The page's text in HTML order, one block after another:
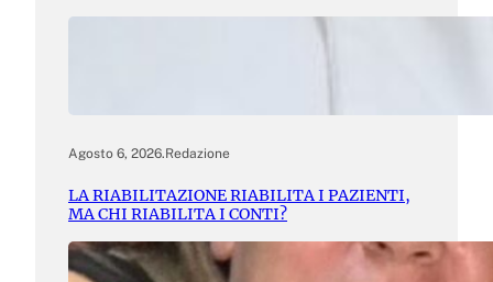
Agosto 6, 2026.Redazione
LA RIABILITAZIONE RIABILITA I PAZIENTI,
MA CHI RIABILITA I CONTI?